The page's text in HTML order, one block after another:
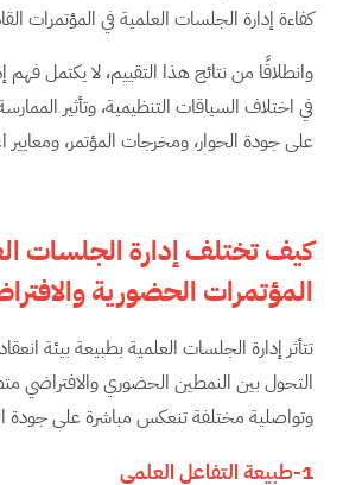
كفاءة إدارة الجلسات العلمية في المؤتمرات
وانطلاقًا من نتائج هذا التقييم، لا يكتمل فهم
في اختلاف السياقات التنظيمية، وتأثير
على جودة الحوار، ومخرجات المؤتمر، ومعايير
كيف تختلف إدارة الجلسات
المؤتمرات الحضورية
تتأثر إدارة الجلسات العلمية بطبيعة بيئة
التحول بين النمطين الحضوري والافتراضي
وتواصلية مختلفة تنعكس مباشرة على جودة
1-طبيعة التفاعل العلمي